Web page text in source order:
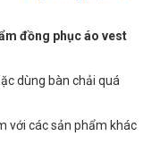
đồng phục áo vest
dùng bàn chải quá
với các sản phẩm khác